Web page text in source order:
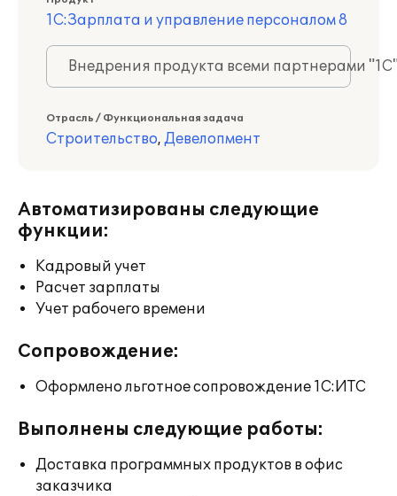
1С:Зарплата и управление персоналом 8
Внедрения продукта всеми партнерами
Отрасль / Функциональная задача
Строительство, Девелопмент
Автоматизированы следующие
функции:
Кадровый учет
Расчет зарплаты
Учет рабочего времени
Сопровождение:
Оформлено льготное сопровождение 1С:ИТС
Выполнены следующие работы:
Доставка программных продуктов в офис
заказчика